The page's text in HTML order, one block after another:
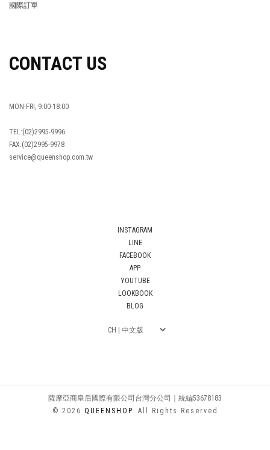
國際訂單
CONTACT US
MON-FRI, 9:00-18:00
TEL:(02)2995-9996
FAX:(02)2995-9978
service@queenshop.com.tw
INSTAGRAM
LINE
FACEBOOK
APP
YOUTUBE
LOOKBOOK
BLOG
薩摩亞商皇后國際有限公司台灣分公司｜統編53678183
© 2026 QUEENSHOP. All Rights Reserved